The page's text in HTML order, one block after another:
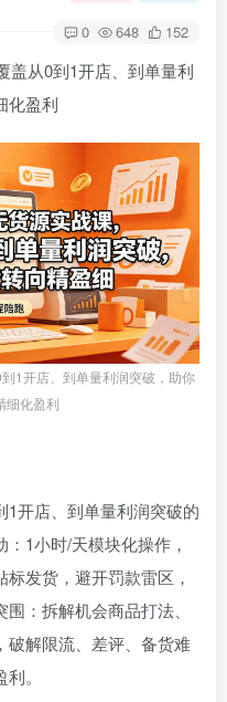
0 648 152
盖从0到1开店、到单量利
化盈利
1开店、到单量利润突破，助你
细化盈利
1开店、到单量利润突破的
1小时/天模块化操作，
发货，避开罚款雷区，
：拆解机会商品打法、
破解限流、差评、备货难
。